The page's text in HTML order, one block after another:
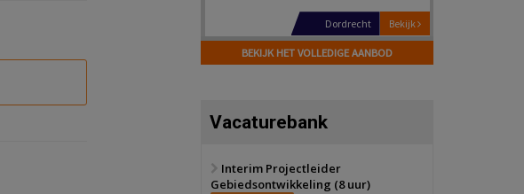
Bekijk
Hilversum
17 september 2026
Voormalig
Zwanenburg
BEKIJK HET VOLLEDIGE AANBOD
Vacaturebank
Interim Projectleider
Gebiedsontwikkeling (8 uur)